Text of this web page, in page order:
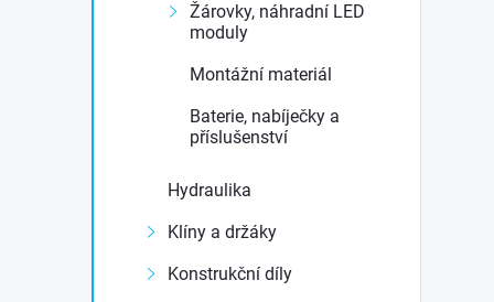
Žárovky, náhradní LED
moduly
Montážní materiál
Baterie, nabíječky a
příslušenství
Hydraulika
Klíny a držáky
Konstrukční díly